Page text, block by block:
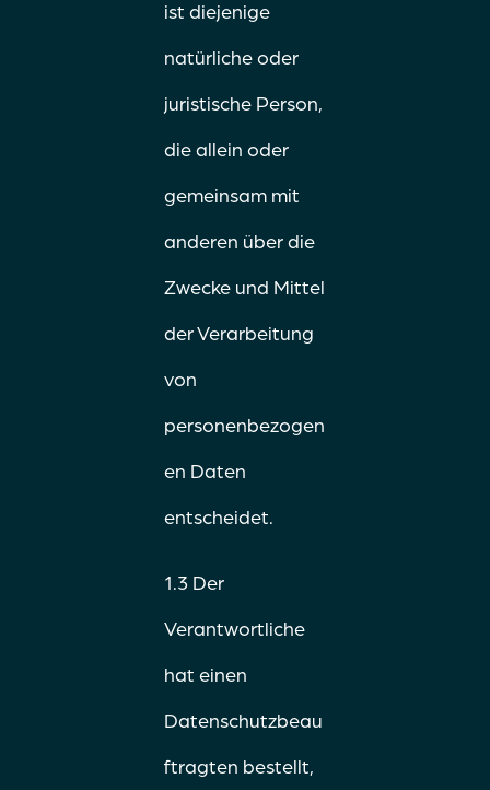
ist diejenige
natürliche oder
juristische Person,
die allein oder
gemeinsam mit
anderen über die
Zwecke und Mittel
der Verarbeitung
von
personenbezogen
en Daten
entscheidet.
1.3 Der
Verantwortliche
hat einen
Datenschutzbeau
ftragten bestellt,